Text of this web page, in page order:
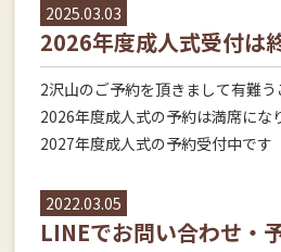
2025.03.03
2026年度成人式受付は
2沢山のご予約を頂きまして有難
2026年度成人式の予約は満席にな
2027年度成人式の予約受付中です
2022.03.05
LINEでお問い合わせ・